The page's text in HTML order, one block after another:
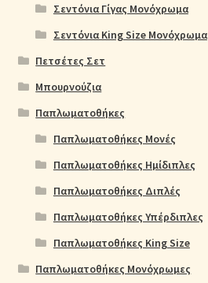
Σεντόνια Γίγας Μονόχρωμα
Σεντόνια King Size Μονόχρωμα
Πετσέτες Σετ
Μπουρνούζια
Παπλωματοθήκες
Παπλωματοθήκες Μονές
Παπλωματοθήκες Ημίδιπλες
Παπλωματοθήκες Διπλές
Παπλωματοθήκες Υπέρδιπλες
Παπλωματοθήκες King Size
Παπλωματοθήκες Μονόχρωμες